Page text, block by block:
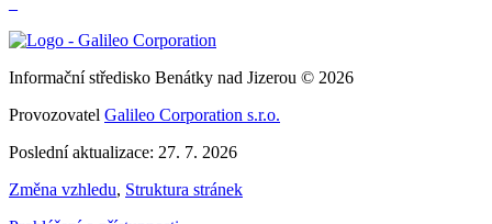
Informační středisko Benátky nad Jizerou © 2026
Provozovatel Galileo Corporation s.r.o.
Poslední aktualizace: 27. 7. 2026
Změna vzhledu, Struktura stránek